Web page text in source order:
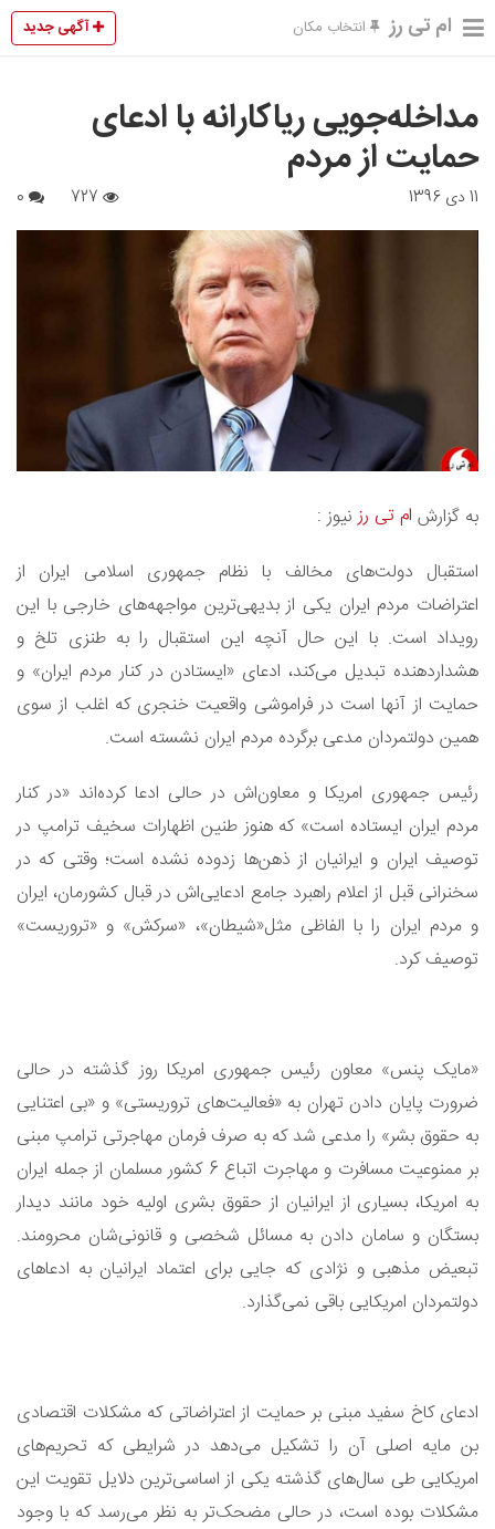
ام تی رز انتخاب مکان آگهی جدید
مداخله‌جویی ریاکارانه با ادعای
حمایت از مردم
11 دی 1396
به گزارش ام تی رزنیوز :
استقبال دولت‌های مخالف با نظام جمهوری اسلامی ایران از
اعتراضات مردم ایران یکی از بدیهی‌ترین مواجهه‌های خارجی با این
رویداد است. با این حال آنچه این استقبال را به طنزی تلخ و
هشداردهنده تبدیل می‌کند، ادعای «ایستادن در کنار مردم ایران» و
حمایت از آنها است در فراموشی واقعیت خنجری که اغلب از سوی
همین دولتمردان مدعی برگرده مردم ایران نشسته است.
رئیس جمهوری امریکا و معاون‌اش در حالی ادعا کرده‌اند «در کنار
مردم ایران ایستاده است» که هنوز طنین اظهارات سخیف ترامپ در
توصیف ایران و ایرانیان از ذهن‌ها زدوده نشده است؛ وقتی که در
سخنرانی قبل از اعلام راهبرد جامع ادعایی‌اش در قبال کشورمان، ایران
و مردم ایران را با الفاظی مثل«شیطان»، «سرکش» و «تروریست‌»
توصیف کرد.
«مایک پنس» معاون رئیس جمهوری امریکا روز گذشته در حالی
ضرورت پایان دادن تهران به «فعالیت‌های تروریستی» و «بی اعتنایی
به حقوق بشر» را مدعی شد که به صرف فرمان مهاجرتی ترامپ مبنی
بر ممنوعیت مسافرت و مهاجرت اتباع 6 کشور مسلمان از جمله ایران
به امریکا، بسیاری از ایرانیان از حقوق بشری اولیه خود مانند دیدار
بستگان و سامان دادن به مسائل شخصی و قانونی‌شان محرومند.
تبعیض مذهبی و نژادی که جایی برای اعتماد ایرانیان به ادعاهای
دولتمردان امریکایی باقی نمی‌گذارد.
ادعای کاخ سفید مبنی بر حمایت از اعتراضاتی که مشکلات اقتصادی
بن مایه اصلی آن را تشکیل می‌دهد در شرایطی که تحریم‌های
امریکایی طی سال‌های گذشته یکی از اساسی‌ترین دلایل تقویت این
مشکلات بوده است، در حالی مضحک‌تر به نظر می‌رسد که با وجود